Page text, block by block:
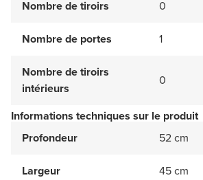
Nombre de tiroirs 0
Nombre de portes 1
Nombre de tiroirs
intérieurs
0
Informations techniques sur le produit
Profondeur
52 cm
Largeur 45 cm